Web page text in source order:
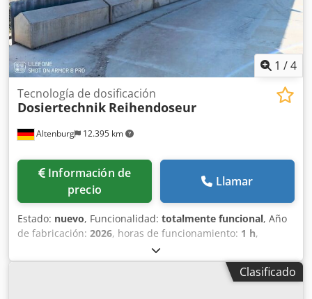
1 /4
Altenburg 12.395 km
Tecnología de dosificación
Dosiertechnik Reihendoseur
Información de
precio
Llamar
Estado: nuevo, Funcionalidad: totalmente funcional, Año
de fabricación: 2026, horas de funcionamiento: 1 h,
Sistemas dosificadores en línea para la producción de
materiales de construcción. Búnkeres dispuestos en línea
según sus necesidades. Capacidad de los búnkeres: 2
Clasificado